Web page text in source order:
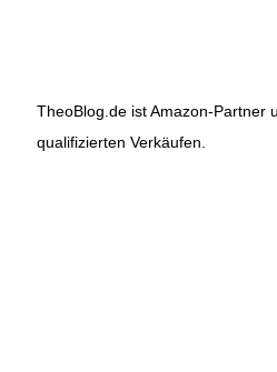
TheoBlog.de ist Amazon-Partner
qualifizierten Verkäufen.